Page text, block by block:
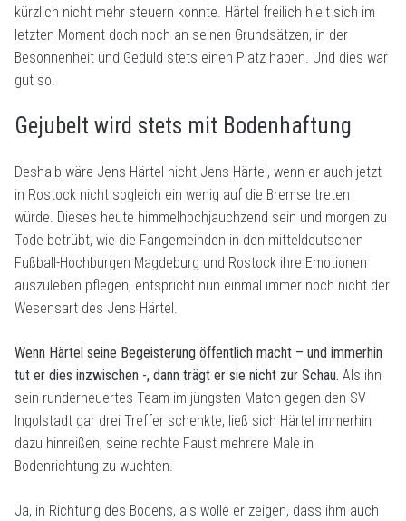
kürzlich nicht mehr steuern konnte. Härtel freilich hielt sich im
letzten Moment doch noch an seinen Grundsätzen, in der
Besonnenheit und Geduld stets einen Platz haben. Und dies war
gut so.
Gejubelt wird stets mit Bodenhaftung
Deshalb wäre Jens Härtel nicht Jens Härtel, wenn er auch jetzt
in Rostock nicht sogleich ein wenig auf die Bremse treten
würde. Dieses heute himmelhochjauchzend sein und morgen zu
Tode betrübt, wie die Fangemeinden in den mitteldeutschen
Fußball-Hochburgen Magdeburg und Rostock ihre Emotionen
auszuleben pflegen, entspricht nun einmal immer noch nicht der
Wesensart des Jens Härtel.
Wenn Härtel seine Begeisterung öffentlich macht – und immerhin
tut er dies inzwischen -, dann trägt er sie nicht zur Schau. Als ihn
sein runderneuertes Team im jüngsten Match gegen den SV
Ingolstadt gar drei Treffer schenkte, ließ sich Härtel immerhin
dazu hinreißen, seine rechte Faust mehrere Male in
Bodenrichtung zu wuchten.
Ja, in Richtung des Bodens, als wolle er zeigen, dass ihm auch